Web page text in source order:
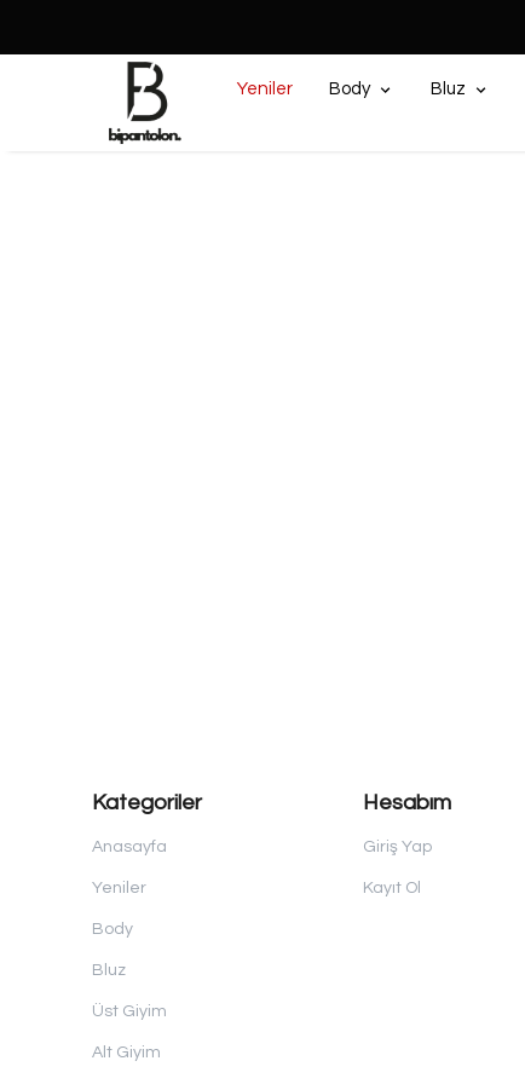
Yeniler Body Bluz
Kategoriler
Anasayfa
Yeniler
Body
Bluz
Üst Giyim
Alt Giyim
Hesabım
Giriş Yap
Kayıt Ol